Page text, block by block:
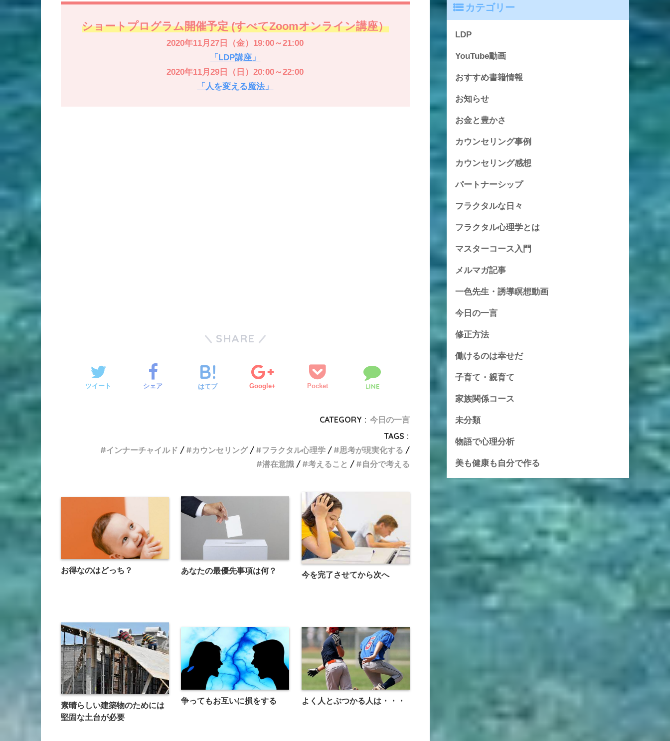
ショートプログラム開催予定 (すべてZoomオンライン講座）
2020年11月27日（金）19:00～21:00
「LDP講座」
2020年11月29日（日）20:00～22:00
「人を変える魔法」
SHARE
ツイート シェア はてブ Google+ Pocket LINE
CATEGORY : 今日の一言
TAGS :
インナーチャイルド
カウンセリング フラクタル心理学
思考が現実化する
潜在意識
考えること 自分で考える
お得なのはどっち？ あなたの最優先事項は何？ 今を完了させてから次へ
素晴らしい建築物のためには
堅固な土台が必要
争ってもお互いに損をする よく人とぶつかる人は・・・
カテゴリー
LDP
YouTube動画
おすすめ書籍情報
お知らせ
お金と豊かさ
カウンセリング事例
カウンセリング感想
パートナーシップ
フラクタルな日々
フラクタル心理学とは
マスターコース入門
メルマガ記事
一色先生・誘導瞑想動画
今日の一言
修正方法
働けるのは幸せだ
子育て・親育て
家族関係コース
未分類
物語で心理分析
美も健康も自分で作る